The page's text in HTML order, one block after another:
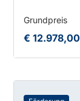
Grundpreis
€ 12.978,00